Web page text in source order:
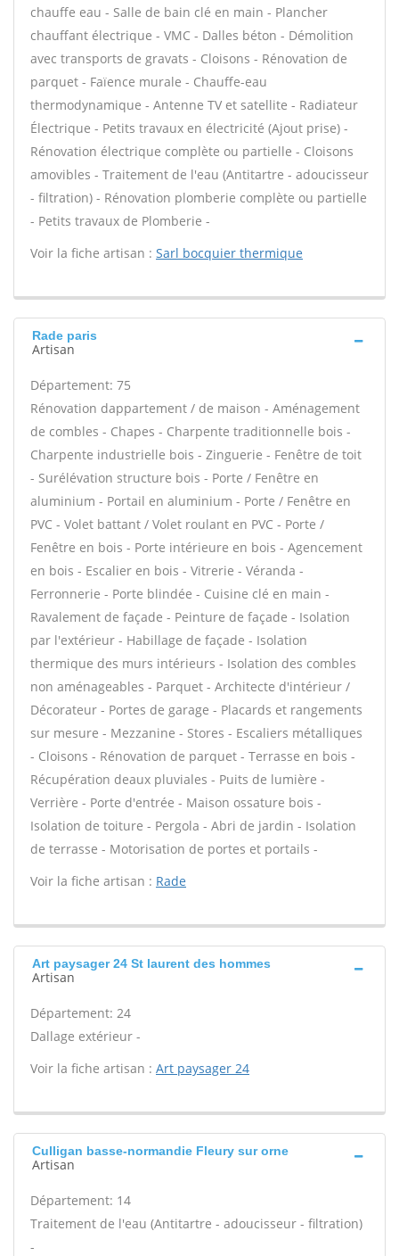
chauffe eau - Salle de bain clé en main - Plancher
chauffant électrique - VMC - Dalles béton - Démolition
avec transports de gravats - Cloisons - Rénovation de
parquet - Faïence murale - Chauffe-eau
thermodynamique - Antenne TV et satellite - Radiateur
Électrique - Petits travaux en électricité (Ajout prise) -
Rénovation électrique complète ou partielle - Cloisons
amovibles - Traitement de l'eau (Antitartre - adoucisseur
- filtration) - Rénovation plomberie complète ou partielle
- Petits travaux de Plomberie -
Voir la fiche artisan : Sarl bocquier thermique
Rade paris
Artisan
Département: 75
Rénovation dappartement / de maison - Aménagement
de combles - Chapes - Charpente traditionnelle bois -
Charpente industrielle bois - Zinguerie - Fenêtre de toit
- Surélévation structure bois - Porte / Fenêtre en
aluminium - Portail en aluminium - Porte / Fenêtre en
PVC - Volet battant / Volet roulant en PVC - Porte /
Fenêtre en bois - Porte intérieure en bois - Agencement
en bois - Escalier en bois - Vitrerie - Véranda -
Ferronnerie - Porte blindée - Cuisine clé en main -
Ravalement de façade - Peinture de façade - Isolation
par l'extérieur - Habillage de façade - Isolation
thermique des murs intérieurs - Isolation des combles
non aménageables - Parquet - Architecte d'intérieur /
Décorateur - Portes de garage - Placards et rangements
sur mesure - Mezzanine - Stores - Escaliers métalliques
- Cloisons - Rénovation de parquet - Terrasse en bois -
Récupération deaux pluviales - Puits de lumière -
Verrière - Porte d'entrée - Maison ossature bois -
Isolation de toiture - Pergola - Abri de jardin - Isolation
de terrasse - Motorisation de portes et portails -
Voir la fiche artisan : Rade
Art paysager 24 St laurent des hommes
Artisan
Département: 24
Dallage extérieur -
Voir la fiche artisan : Art paysager 24
Culligan basse-normandie Fleury sur orne
Artisan
Département: 14
Traitement de l'eau (Antitartre - adoucisseur - filtration)
-